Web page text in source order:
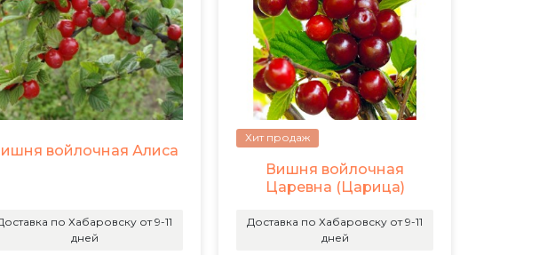
войлочная Алиса
по Хабаровску от 9-11
дней
Хит продаж
Вишня войлочная
Царевна (Царица)
Доставка по Хабаровску от 9-11
дней